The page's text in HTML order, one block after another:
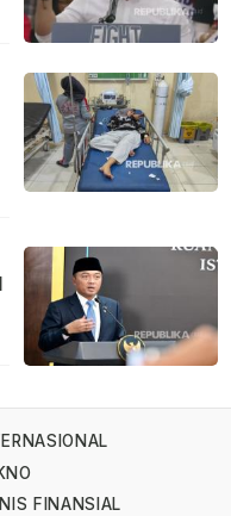
FINANSIAL